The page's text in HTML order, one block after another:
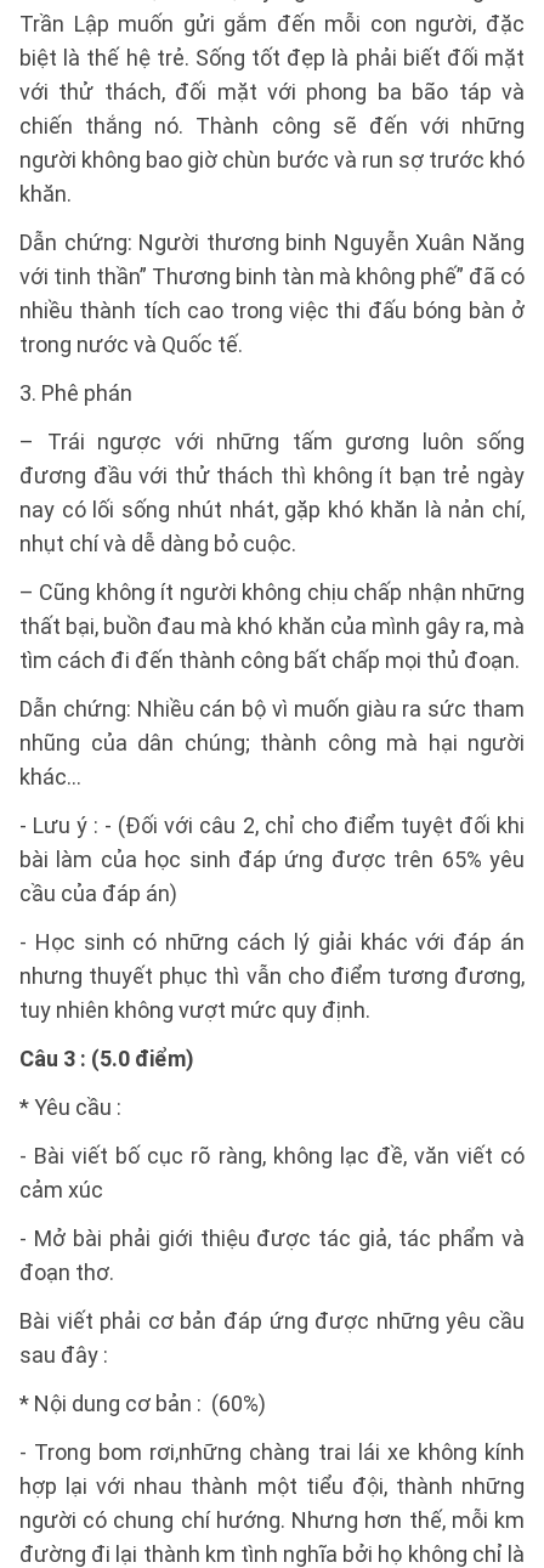
Trần Lập muốn gửi gắm đến mỗi con người, đặc
biệt là thế hệ trẻ. Sống tốt đẹp là phải biết đối mặt
với thử thách, đối mặt với phong ba bão táp và
chiến thắng nó. Thành công sẽ đến với những
người không bao giờ chùn bước và run sợ trước khó
khăn.
Dẫn chứng: Người thương binh Nguyễn Xuân Năng
với tinh thần” Thương binh tàn mà không phế” đã có
nhiều thành tích cao trong việc thi đấu bóng bàn ở
trong nước và Quốc tế.
3. Phê phán
– Trái ngược với những tấm gương luôn sống
đương đầu với thử thách thì không ít bạn trẻ ngày
nay có lối sống nhút nhát, gặp khó khăn là nản chí,
nhụt chí và dễ dàng bỏ cuộc.
– Cũng không ít người không chịu chấp nhận những
thất bại, buồn đau mà khó khăn của mình gây ra, mà
tìm cách đi đến thành công bất chấp mọi thủ đoạn.
Dẫn chứng: Nhiều cán bộ vì muốn giàu ra sức tham
nhũng của dân chúng; thành công mà hại người
khác…
- Lưu ý : - (Đối với câu 2, chỉ cho điểm tuyệt đối khi
bài làm của học sinh đáp ứng được trên 65% yêu
cầu của đáp án)
- Học sinh có những cách lý giải khác với đáp án
nhưng thuyết phục thì vẫn cho điểm tương đương,
tuy nhiên không vượt mức quy định.
Câu 3 : (5.0 điểm)
* Yêu cầu :
- Bài viết bố cục rõ ràng, không lạc đề, văn viết có
cảm xúc
- Mở bài phải giới thiệu được tác giả, tác phẩm và
đoạn thơ.
Bài viết phải cơ bản đáp ứng được những yêu cầu
sau đây :
* Nội dung cơ bản : (60%)
- Trong bom rơi,những chàng trai lái xe không kính
hợp lại với nhau thành một tiểu đội, thành những
người có chung chí hướng. Nhưng hơn thế, mỗi km
đường đi lại thành km tình nghĩa bởi họ không chỉ là